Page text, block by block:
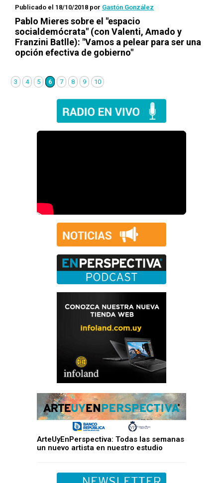
Publicado el 18/10/2018 por Gastón González
Pablo Mieres sobre el "espacio
socialdemócrata" (con Valenti, Amado y
Franzini Batlle): "Vamos a pelear para ser una
opción efectiva de gobierno"
3 4 5 6 7 8 9 10
ArteUyEnPerspectiva: Todas las semanas
un nuevo artista en nuestro estudio